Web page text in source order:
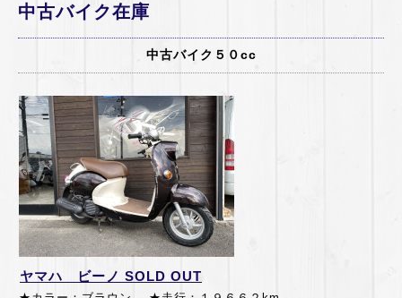
中古バイク在庫
中古バイク５０cc
ヤマハ ビーノ SOLD OUT